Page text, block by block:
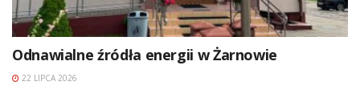
Odnawialne źródła energii w Żarnowie
22 LIPCA 2026